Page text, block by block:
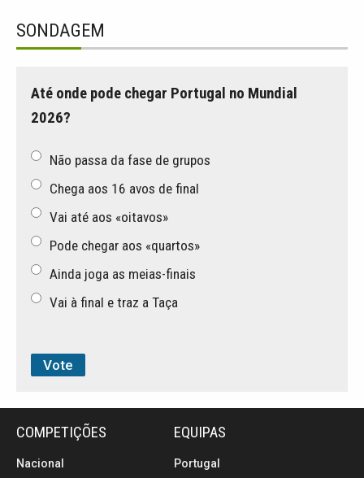
SONDAGEM
Até onde pode chegar Portugal no Mundial
2026?
Não passa da fase de grupos
Chega aos 16 avos de final
Vai até aos «oitavos»
Pode chegar aos «quartos»
Ainda joga as meias-finais
Vai à final e traz a Taça
COMPETIÇÕES
Nacional
EQUIPAS
Portugal